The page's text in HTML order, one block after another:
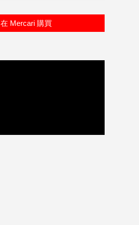
在 Mercari 購買